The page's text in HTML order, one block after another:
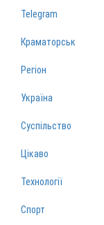
Telegram
Краматорськ
Регіон
Україна
Суспільство
Цікаво
Технології
Спорт